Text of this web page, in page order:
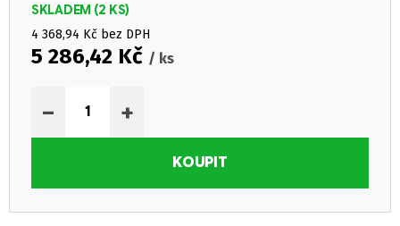
SKLADEM (2 KS)
5 286,42 Kč / ks
4 368,94 Kč bez DPH
+
−
KOUPIT